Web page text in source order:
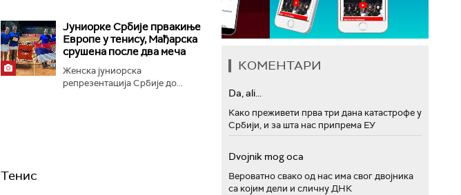
Јуниорке Србије првакиње
Европе у тенису, Мађарска
срушена после два меча
Женска јуниорска
репрезентација Србије до...
Тенис
КОМЕНТАРИ
Da, ali...
Како преживети прва три дана катастрофе у
Србији, и за шта нас припрема ЕУ
Dvojnik mog oca
Вероватно свако од нас има свог двојника
са којим дели и сличну ДНК